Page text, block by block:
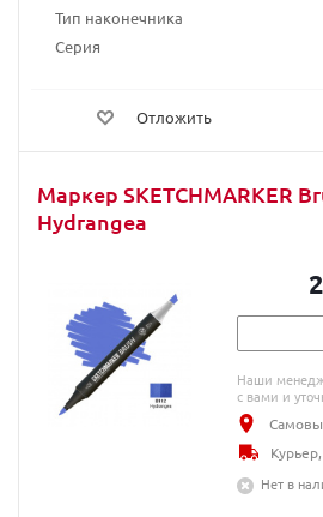
Тип наконечника
Серия
Отложить
Маркер SKETCHMARKER
Hydrangea
Наши
с вами и
Нет в